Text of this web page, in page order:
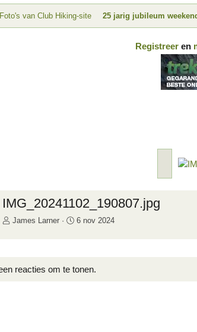
Foto's van Club Hiking-site 25 jarig jubileum
Registreer en
r
IMG_20241102_190807.jpg
James Larner 6 nov 2024
reacties om te tonen.